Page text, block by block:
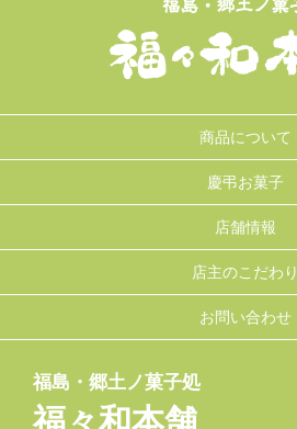
商品について
慶弔お菓子
店舗情報
店主のこだわり
お問い合わせ
福島・郷土ノ菓子処
福々和本舗